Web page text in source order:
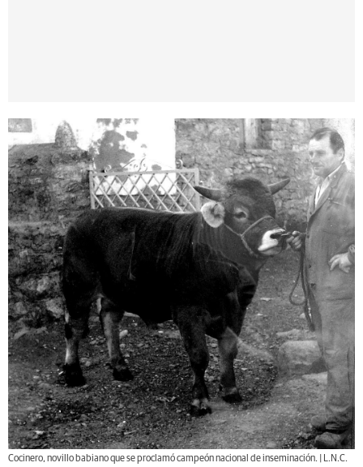
Cocinero, novillo babiano que se proclamó campeón nacional de inseminación. | L.N.C.